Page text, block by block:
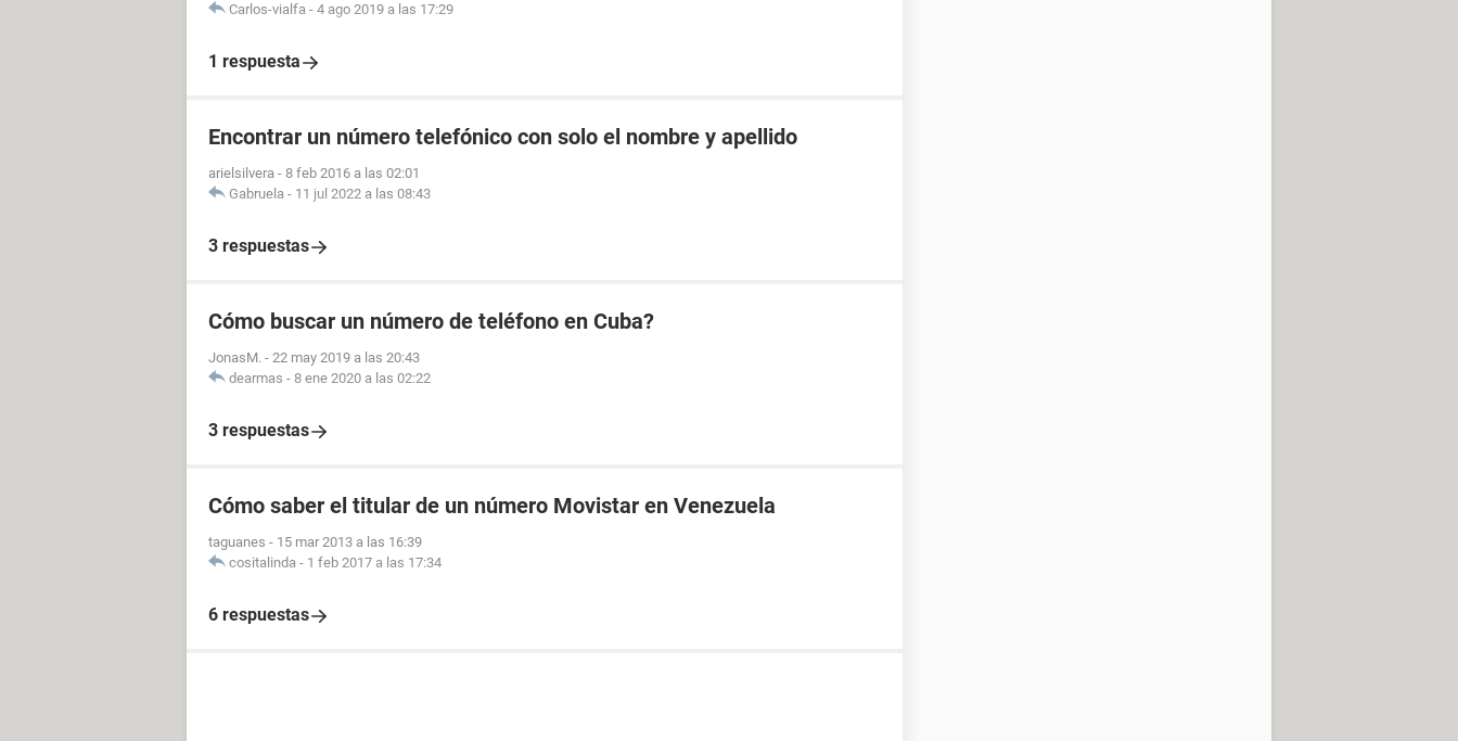
Carlos-vialfa - 4 ago 2019 a las 17:29
1 respuesta
Encontrar un número telefónico con solo el nombre y apellido
arielsilvera - 8 feb 2016 a las 02:01
Gabruela - 11 jul 2022 a las 08:43
3 respuestas
Cómo buscar un número de teléfono en Cuba?
JonasM. - 22 may 2019 a las 20:43
dearmas - 8 ene 2020 a las 02:22
3 respuestas
Cómo saber el titular de un número Movistar en Venezuela
taguanes - 15 mar 2013 a las 16:39
cositalinda - 1 feb 2017 a las 17:34
6 respuestas